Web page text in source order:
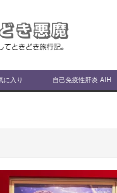
に入り 自己免疫性肝炎 AIH